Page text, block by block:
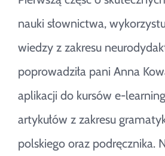
nauki słownictwa,
wiedzy z zakresu
poprowadziła pani Anna
aplikacji do kursów e-
artykułów z zakresu
polskiego oraz podręcznika.